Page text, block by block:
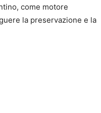
come motore
la preservazione e la